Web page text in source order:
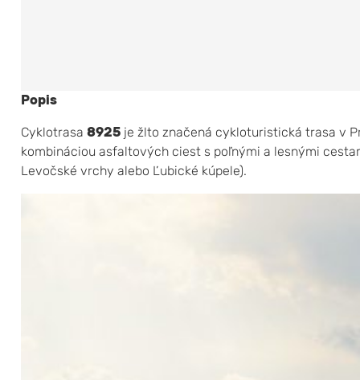
Popis
Cyklotrasa 8925 je žlto značená cykloturistická trasa v
kombináciou asfaltových ciest s poľnými a lesnými
Levočské vrchy alebo Ľubické kúpele).